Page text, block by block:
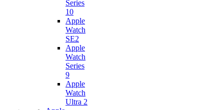
Series
10
Apple
Watch
SE2
Apple
Watch
Series
9
Apple
Watch
Ultra 2